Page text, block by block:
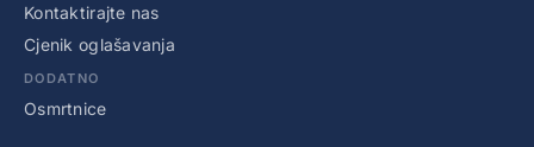
Kontaktirajte nas
Cjenik oglašavanja
DODATNO
Osmrtnice